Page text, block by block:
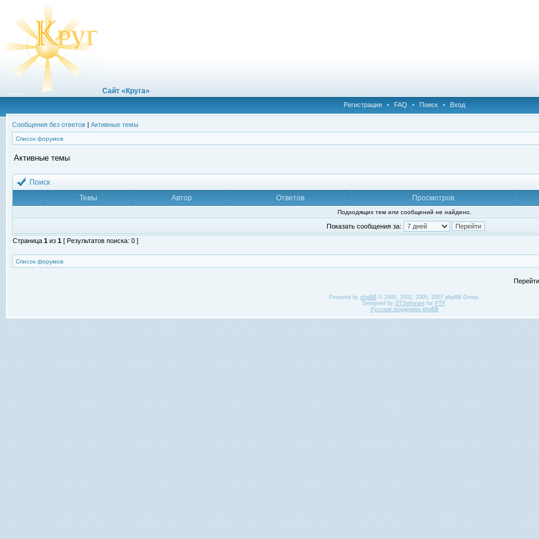
Сайт «Круга»
Регистрация • FAQ • Поиск • Вход
Сообщения без ответов | Активные темы
Список форумов
Активные темы
Поиск
Темы
Автор Ответов Просмотров
Подходящих тем или сообщений не найдено.
Показать сообщения за:
Страница 1 из 1 [ Результатов поиска: 0 ]
Список форумов
Powered by phpBB© 2000, 2002, 2005, 2007 phpBB Group.
Designed by STSoftwarefor PTF.
Русская поддержка phpBB